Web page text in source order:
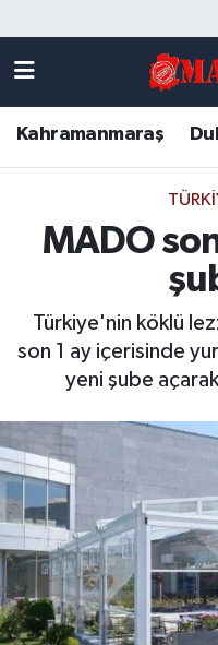
Kahramanmaraş
MADO
Türkiye'nin köklü
son 1 ay içerisinde
yeni şube
DULKADİROĞLU
ONİKİŞUBAT
Künye
Kahramanmaraş
Kahramanmaraş
Kahramanmaraş
Süper Lig Puan
Son Dakika